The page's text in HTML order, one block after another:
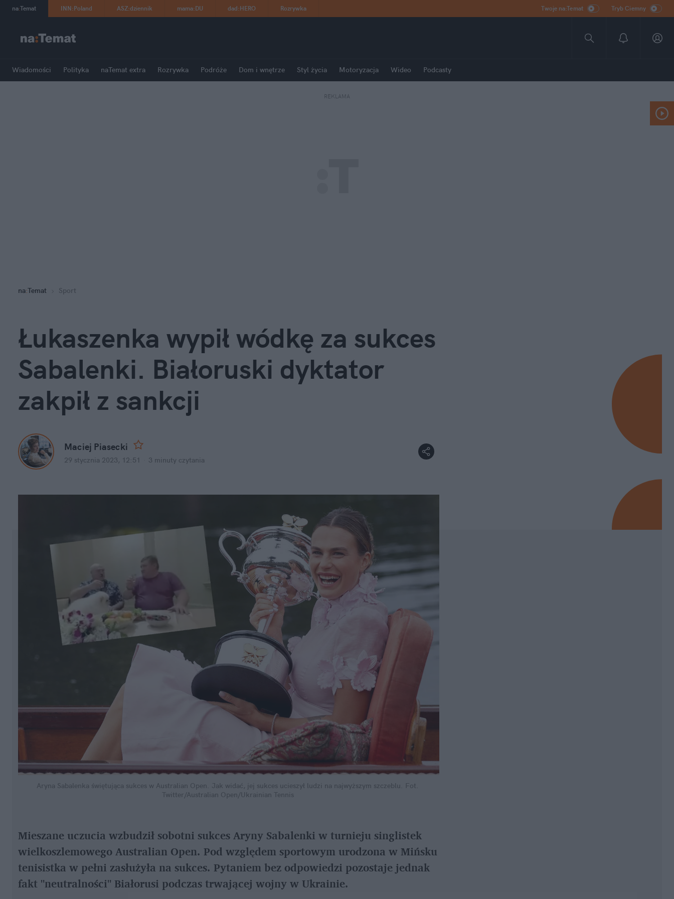
na:Temat INN:Poland ASZ:dziennik mama:DU dad:HERO Rozrywka Twoje na:Temat Tryb Ciemny
Wiadomości Polityka naTemat extra Rozrywka Podróże Dom i wnętrze Styl życia Motoryzacja Wideo Podcasty
REKLAMA
na:Temat Sport
Łukaszenka wypił wódkę za sukces
Sabalenki. Białoruski dyktator
zakpił z sankcji
Maciej Piasecki
29 stycznia 2023, 12:51 3 minuty czytania
Aryna Sabalenka świętująca sukces w Australian Open. Jak widać, jej sukces ucieszył ludzi na najwyższym szczeblu. Fot.
Twitter/Australian Open/Ukrainian Tennis
Mieszane uczucia wzbudził sobotni sukces Aryny Sabalenki w turnieju singlistek
wielkoszlemowego Australian Open. Pod względem sportowym urodzona w Mińsku
tenisistka w pełni zasłużyła na sukces. Pytaniem bez odpowiedzi pozostaje jednak
fakt "neutralności" Białorusi podczas trwającej wojny w Ukrainie.